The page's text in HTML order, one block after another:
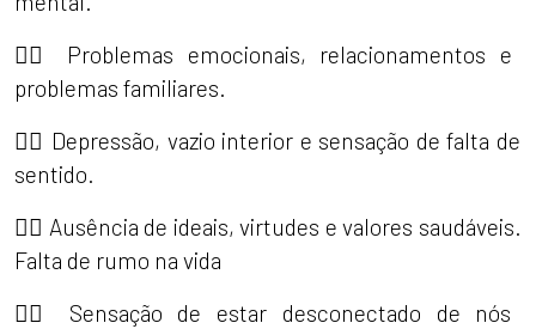
👉🏼 Problemas emocionais, relacionamentos e
problemas familiares.
👉🏼 Depressão, vazio interior e sensação de falta de
sentido.
👉🏼 Ausência de ideais, virtudes e valores saudáveis.
Falta de rumo na vida
👉🏼 Sensação de estar desconectado de nós